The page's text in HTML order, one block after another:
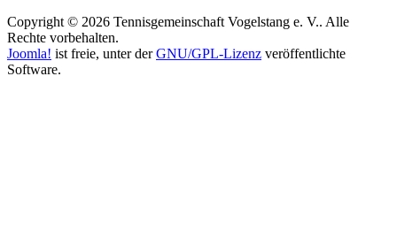
Copyright © 2026 Tennisgemeinschaft Vogelstang e. V.. Alle
Rechte vorbehalten.
Joomla! ist freie, unter derGNU/GPL-Lizenz veröffentlichte
Software.